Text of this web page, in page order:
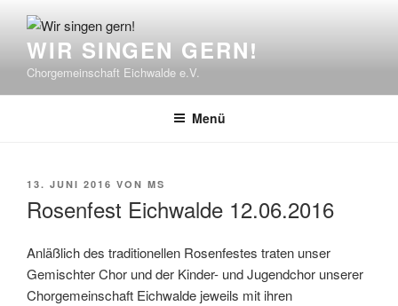
Inhalt
springenWIR SINGEN GERN!
Chorgemeinschaft Eichwalde e.V.
Menü
VERÖFFENTLICHT
13. JUNI 2016 VON MS
Rosenfest Eichwalde 12.06.2016
Anläßlich des traditionellen Rosenfestes traten unser
Gemischter Chor und der Kinder- und Jugendchor unserer
Chorgemeinschaft Eichwalde jeweils mit ihren